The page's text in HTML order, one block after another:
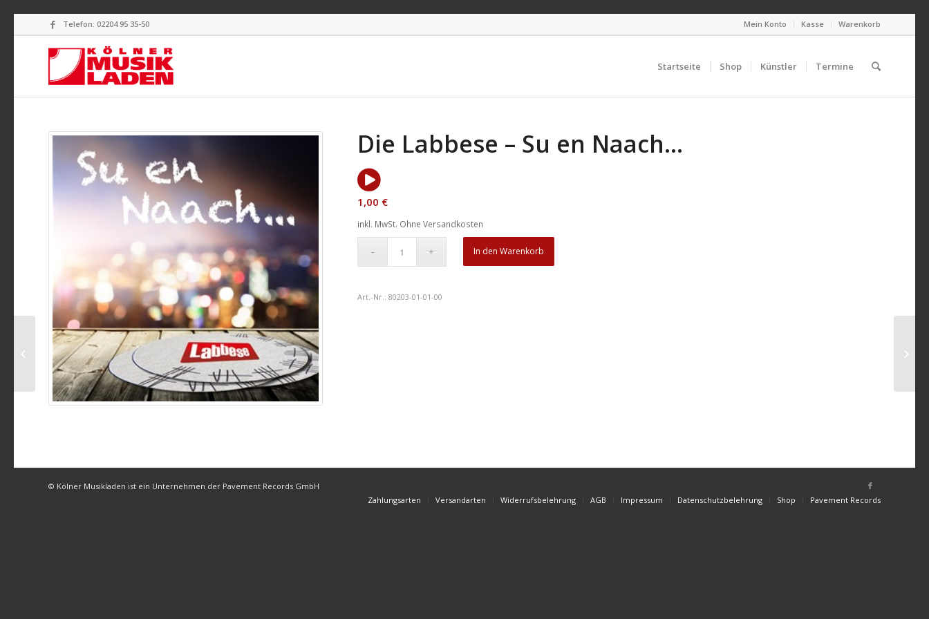
Mein Konto Kasse Warenkorb
Telefon: 02204 95 35-50
Startseite Shop Künstler Termine
Die Labbese – Su en Naach…
1,00 €
inkl. MwSt. Ohne Versandkosten
In den Warenkorb
Art.-Nr.:80203-01-01-00
© Kölner Musikladen ist ein Unternehmen der Pavement Records GmbH
Zahlungsarten
Versandarten Widerrufsbelehrung AGB Impressum Datenschutzbelehrung Shop Pavement Records
Die Labbese – Su en
Naach…